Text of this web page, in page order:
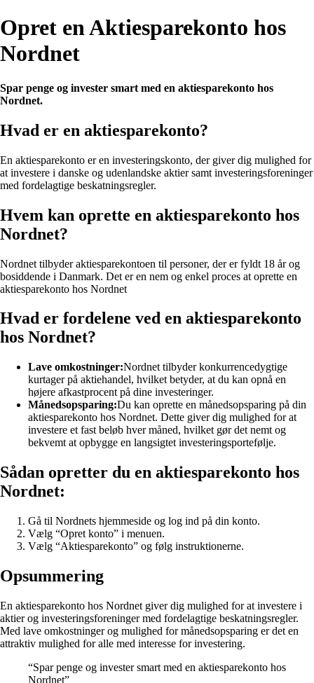
Opret en Aktiesparekonto hos
Nordnet
Spar penge og invester smart med en aktiesparekonto hos
Nordnet.
Hvad er en aktiesparekonto?
En aktiesparekonto er en investeringskonto, der giver dig mulighed for
at investere i danske og udenlandske aktier samt investeringsforeninger
med fordelagtige beskatningsregler.
Hvem kan oprette en aktiesparekonto hos
Nordnet?
Nordnet tilbyder aktiesparekontoen til personer, der er fyldt 18 år og
bosiddende i Danmark. Det er en nem og enkel proces at oprette en
aktiesparekonto hos Nordnet
Hvad er fordelene ved en aktiesparekonto
hos Nordnet?
Lave omkostninger:Nordnet tilbyder konkurrencedygtige
kurtager på aktiehandel, hvilket betyder, at du kan opnå en
højere afkastprocent på dine investeringer.
Månedsopsparing:Du kan oprette en månedsopsparing på din
aktiesparekonto hos Nordnet. Dette giver dig mulighed for at
investere et fast beløb hver måned, hvilket gør det nemt og
bekvemt at opbygge en langsigtet investeringsportefølje.
Sådan opretter du en aktiesparekonto hos
Nordnet:
Gå til Nordnets hjemmeside og log ind på din konto.
Vælg “Opret konto” i menuen.
Vælg “Aktiesparekonto” og følg instruktionerne.
Opsummering
En aktiesparekonto hos Nordnet giver dig mulighed for at investere i
aktier og investeringsforeninger med fordelagtige beskatningsregler.
Med lave omkostninger og mulighed for månedsopsparing er det en
attraktiv mulighed for alle med interesse for investering.
“Spar penge og invester smart med en aktiesparekonto hos
Nordnet”